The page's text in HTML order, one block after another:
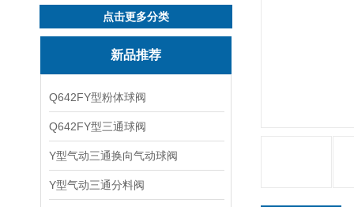
点击更多分类
新品推荐
Q642FY型粉体球阀
Q642FY型三通球阀
Y型气动三通换向气动球阀
Y型气动三通分料阀